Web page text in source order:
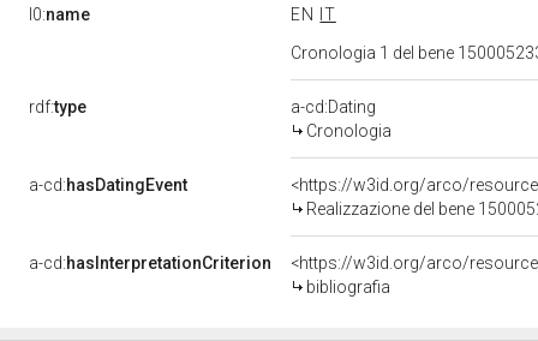
l0:name EN
IT
Cronologia 1 del bene
rdf:type
a-cd:Dating
Cronologia
a-cd:hasDatingEvent
<https://w3id.org/arco/
Realizzazione del bene
a-cd:hasInterpretationCriterion
<https://w3id.org/arco/
bibliografia